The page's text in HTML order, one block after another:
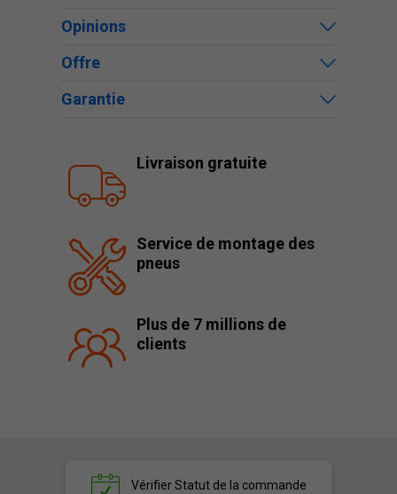
Opinions
Offre
Garantie
Livraison gratuite
Service de montage des
pneus
Plus de 7 millions de
clients
VérifierStatut de la commande